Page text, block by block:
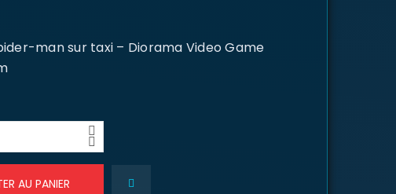
man sur taxi – Diorama Video Game
AU PANIER